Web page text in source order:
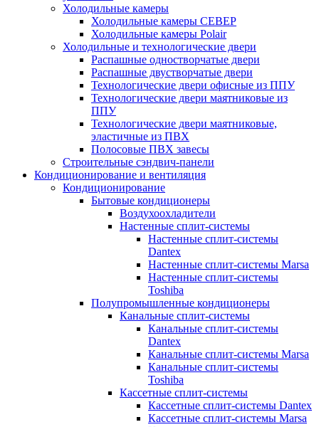
Холодильные камеры
Холодильные камеры СЕВЕР
Холодильные камеры Polair
Холодильные и технологические двери
Распашные одностворчатые двери
Распашные двустворчатые двери
Технологические двери офисные из ППУ
Технологические двери маятниковые из
ППУ
Технологические двери маятниковые,
эластичные из ПВХ
Полосовые ПВХ завесы
Строительные сэндвич-панели
Кондиционирование и вентиляция
Кондиционирование
Бытовые кондиционеры
Воздухоохладители
Настенные сплит-системы
Настенные сплит-системы
Dantex
Настенные сплит-системы Marsa
Настенные сплит-системы
Toshiba
Полупромышленные кондиционеры
Канальные сплит-системы
Канальные сплит-системы
Dantex
Канальные сплит-системы Marsa
Канальные сплит-системы
Toshiba
Кассетные сплит-системы
Кассетные сплит-системы Dantex
Кассетные сплит-системы Marsa